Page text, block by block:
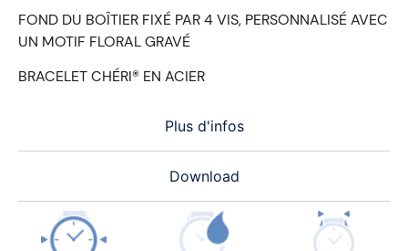
Plus d'infos
Download
FOND DU BOÎTIER FIXÉ PAR 4 VIS, PERSONNALISÉ AVEC
UN MOTIF FLORAL GRAVÉ
BRACELET CHÉRI® EN ACIER